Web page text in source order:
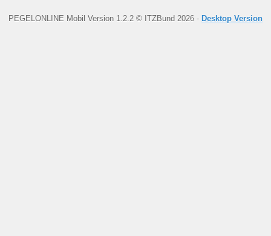
PEGELONLINE Mobil Version 1.2.2 © ITZBund 2026 - Desktop Version